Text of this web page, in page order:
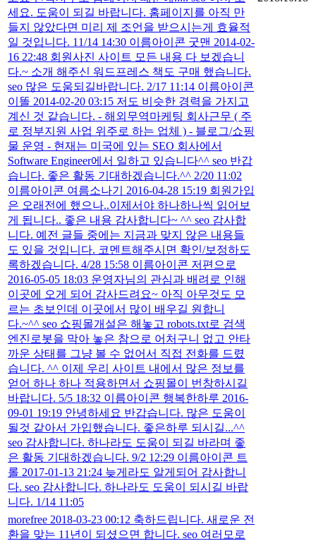
세요. 도움이 되길 바랍니다. 홈페이지를 아직 만
들지 않았다면 미리 제 조언을 받으시는게 효율적
일 것입니다. 11/14 14:30 이름아이콘 굿맨 2014-02-
16 22:48 회원사진 사이트 모든 내용 다 보겠습니
다.~ 소개 해주신 워드프레스 책도 구매 했습니다.
seo 많은 도움되길바랍니다. 2/17 11:14 이름아이콘
이똘 2014-02-20 03:15 저도 비슷한 경력을 가지고
계신 것 같습니다. - 해외무역마케팅 회사근무 ( 주
로 정부지원 사업 위주로 하는 업체 ) - 블로그/쇼핑
물 운영 - 현재는 미국에 있는 SEO 회사에서
Software Engineer에서 일하고 있습니다^^ seo 반갑
습니다. 좋은 활동 기대하겠습니다.^^ 2/20 11:02
이름아이콘 여름소나기 2016-04-28 15:19 회원가입
은 오래전에 했으나..이제서야 하나하나씩 읽어보
게 됩니다.. 좋은 내용 감사합니다~ ^^ seo 감사합
니다. 예전 글들 중에는 지금과 맞지 않은 내용들
도 있을 것입니다. 코멘트해주시면 확인/보정하도
록하겠습니다. 4/28 15:58 이름아이콘 저편으로
2016-05-05 18:03 운영자님의 관심과 배려로 인해
이곳에 오게 되어 감사드려요~ 아직 아무것도 모
르는 초보인데 이곳에서 많이 배우길 원합니
다.~^^ seo 쇼핑몰개설은 해놓고 robots.txt로 검색
엔진로봇을 막아 놓은 참으로 어처구니 없고 안타
까운 상태를 그냥 볼 수 없어서 직접 전화를 드렸
습니다. ^^ 이제 우리 사이트 내에서 많은 정보를
얻어 하나 하나 적용하면서 쇼핑몰이 번창하시길
바랍니다. 5/5 18:32 이름아이콘 행복한하루 2016-
09-01 19:19 안녕하세요 반갑습니다. 많은 도움이
될것 같아서 가입했습니다. 좋은하루 되시길...^^
seo 감사합니다. 하나라도 도움이 되길 바라며 좋
은 활동 기대하겠습니다. 9/2 12:29 이름아이콘 트
롤 2017-01-13 21:24 늦게라도 알게되어 감사합니
다. seo 감사합니다. 하나라도 도움이 되시길 바랍
니다. 1/14 11:05
morefree 2018-03-23 00:12 축하드립니다. 새로운 전
환을 맞는 11년이 되셨으면 합니다. seo 여러모로